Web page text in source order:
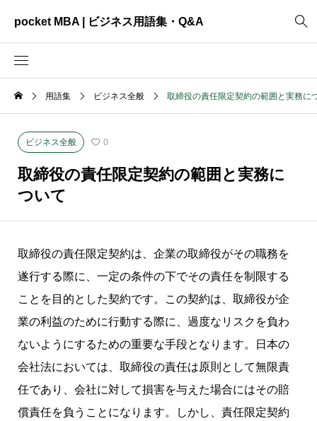
pocket MBA | ビジネス用語集・Q&A
ビジネス全般 2465
資料作成
創業計画
コンサルティング
用語集 ビジネス全般 取締役の責任限定契約の範囲と実務に
ビジネス全般 0
取締役の責任限定契約の範囲と実務に
ついて
取締役の責任限定契約は、企業の取締役がその職務を
遂行する際に、一定の条件の下でその責任を制限する
ことを目的とした契約です。この契約は、取締役が企
業の利益のために行動する際に、過度なリスクを負わ
ないようにするための重要な手段となります。日本の
会社法においては、取締役の責任は原則として無限責
任であり、会社に対して損害を与えた場合にはその賠
償責任を負うことになります。しかし、責任限定契約